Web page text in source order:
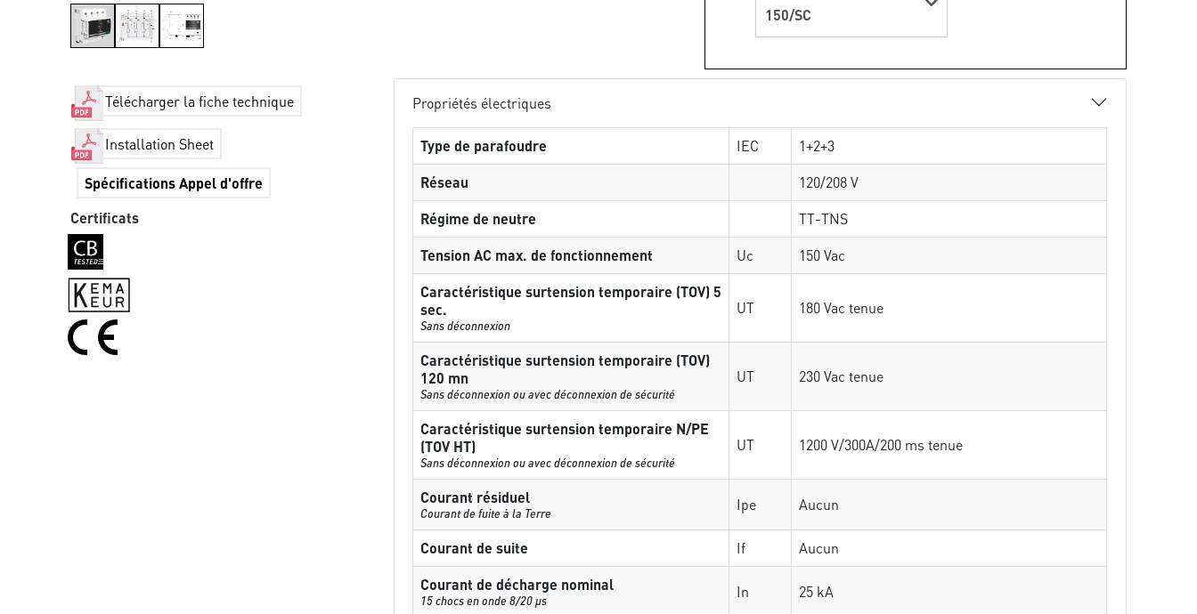
150/SC
Télécharger la fiche technique
Installation Sheet
Spécifications Appel d'offre
Certificats
Propriétés électriques
Type de parafoudre IEC
1+2+3
Réseau
120/208 V
Régime de neutre
TT-TNS
Tension AC max. de fonctionnement
Uc
150 Vac
Caractéristique surtension temporaire (TOV) 5
sec.
Sans déconnexion
UT 180 Vac tenue
Caractéristique surtension temporaire (TOV)
120 mn
Sans déconnexion ou avec déconnexion de sécurité
UT 230 Vac tenue
Caractéristique surtension temporaire N/PE
(TOV HT)
Sans déconnexion ou avec déconnexion de sécurité
UT 1200 V/300A/200 ms tenue
Courant résiduel
Courant de fuite à la Terre Ipe Aucun
Courant de suite If
Aucun
Courant de décharge nominal
15 chocs en onde 8/20 µs In 25 kA